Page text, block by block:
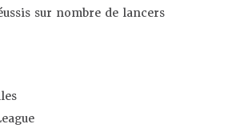
sur nombre de lancers